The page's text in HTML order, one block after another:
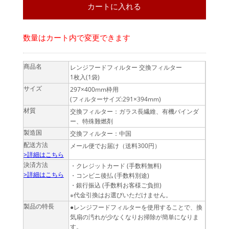
数量はカート内で変更できます
商品名
レンジフードフィルター 交換フィルター
1枚入(1袋)
サイズ
297×400mm枠用
(フィルターサイズ:291×394mm)
材質
交換フィルター：ガラス長繊維、有機バインダ
ー、特殊難燃剤
製造国
交換フィルター：中国
配送方法
>詳細はこちら
メール便でお届け（送料300円）
決済方法
>詳細はこちら
・クレジットカード (手数料無料)
・コンビニ後払 (手数料別途)
・銀行振込 (手数料お客様ご負担)
※代金引換はお選びいただけません。
製品の特長
●レンジフードフィルターを使用することで、換
気扇の汚れが少なくなりお掃除が簡単になりま
す。